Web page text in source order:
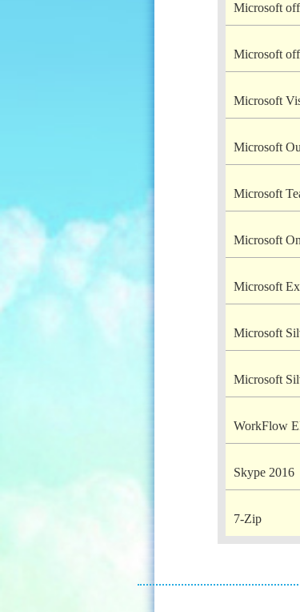
Microsoft
Microsoft
Microsoft
Microsoft
Microsoft
Microsoft
Microsoft
Microsoft
Microsoft
WorkFlow
Skype 2016
7-Zip